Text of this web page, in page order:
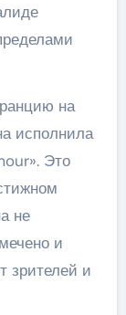
на
исполнила
Это
не
и
зрителей и